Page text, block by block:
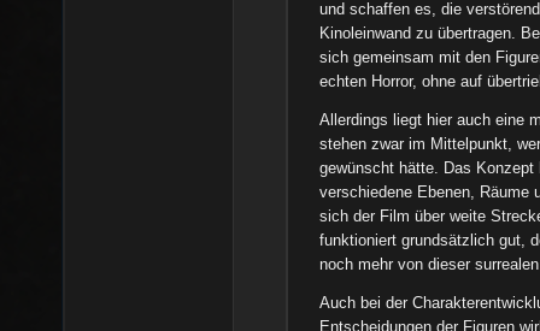
und schaffen es, die
Kinoleinwand zu übertragen.
sich gemeinsam mit den
echten Horror, ohne auf
Allerdings liegt hier auch eine
stehen zwar im Mittelpunkt,
gewünscht hätte. Das
verschiedene Ebenen, Räume
sich der Film über weite
funktioniert grundsätzlich gut,
noch mehr von dieser
Auch bei der
Entscheidungen der Figuren